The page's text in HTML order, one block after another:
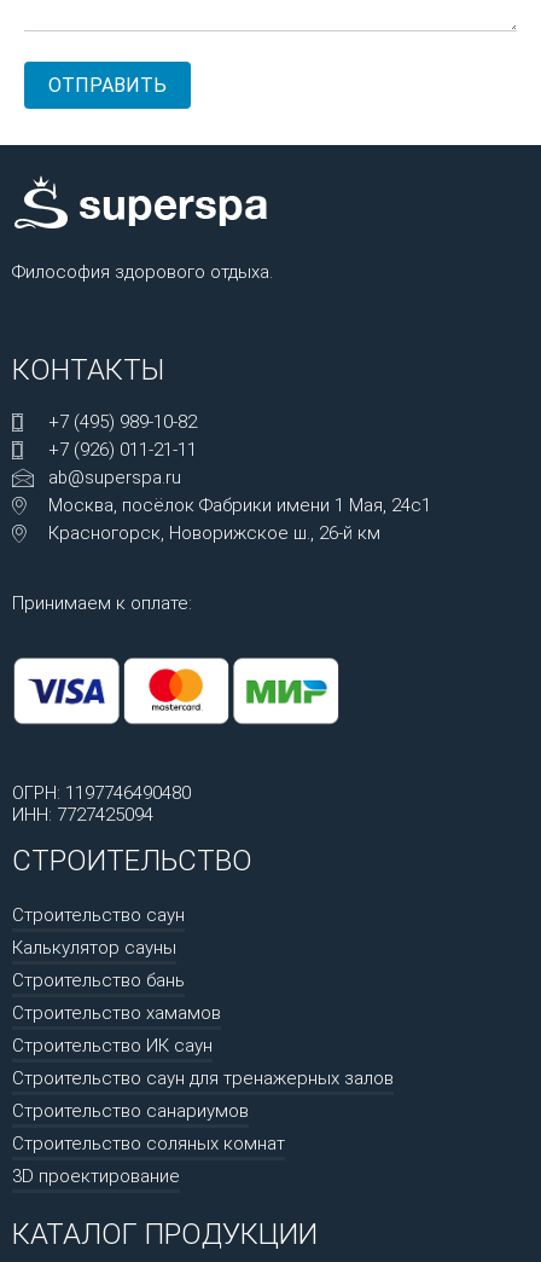
Философия здорового отдыха.
КОНТАКТЫ
+7 (495) 989-10-82
+7 (926) 011-21-11
ab@superspa.ru
Москва, посёлок Фабрики имени 1 Мая, 24с1
Красногорск, Новорижское ш., 26-й км
Принимаем к оплате:
ОГРН: 1197746490480
ИНН: 7727425094
СТРОИТЕЛЬСТВО
Строительство саун
Калькулятор сауны
Строительство бань
Строительство хамамов
Строительство ИК саун
Строительство саун для тренажерных залов
Строительство санариумов
Строительство соляных комнат
3D проектирование
КАТАЛОГ ПРОДУКЦИИ